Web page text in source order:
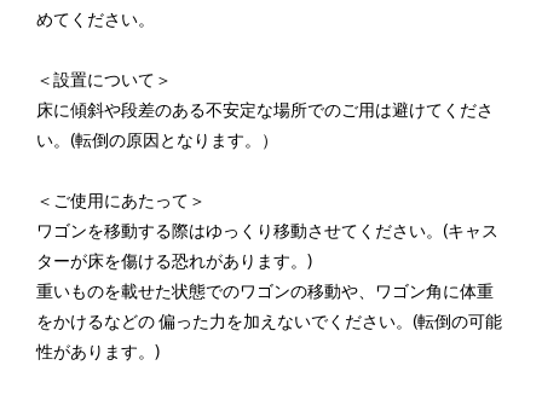
めてください。
＜設置について＞
床に傾斜や段差のある不安定な場所でのご用は避けてくださ
い。(転倒の原因となります。）
＜ご使用にあたって＞
ワゴンを移動する際はゆっくり移動させてください。(キャス
ターが床を傷ける恐れがあります。)
重いものを載せた状態でのワゴンの移動や、ワゴン角に体重
をかけるなどの 偏った力を加えないでください。(転倒の可能
性があります。)